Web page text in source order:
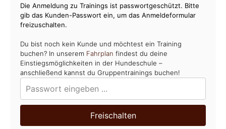
Die Anmeldung zu Trainings ist passwortgeschützt. Bitte
gib das Kunden-Passwort ein, um das Anmeldeformular
freizuschalten.
Du bist noch kein Kunde und möchtest ein Training
buchen? In unserem Fahrplan findest du deine
Einstiegsmöglichkeiten in der Hundeschule –
anschließend kannst du Gruppentrainings buchen!
Freischalten